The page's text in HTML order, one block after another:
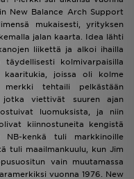
New Balance Arch Support
mukaisesti, yrityksen
jalan kaarta. Idea lähti
liikettä ja alkoi ihailla
kolmivarpaisilla
kaaritukia, joissa oli kolme
merkki tehtaili pelkästään
jotka viettivät suuren ajan
luomuksista, ja niin
kiinnostuneita kengistä
NB-kenkä tuli markkinoille
tuli maailmankuulu, kun Jim
vain muutamassa
vuonna 1976. New